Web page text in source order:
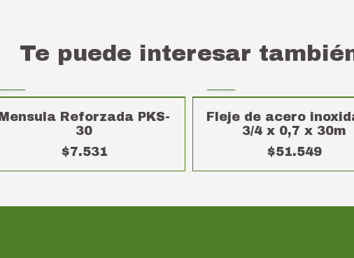
Te puede interesar
Mensula Reforzada PKS-
30
$7.531
Fleje de acero
3/4 x 0,7 x 30m
$51.549